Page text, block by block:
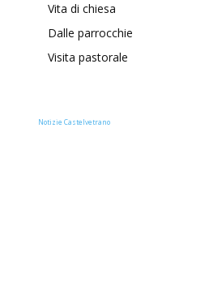
Vita di chiesa
Dalle parrocchie
Visita pastorale
Notizie Castelvetrano